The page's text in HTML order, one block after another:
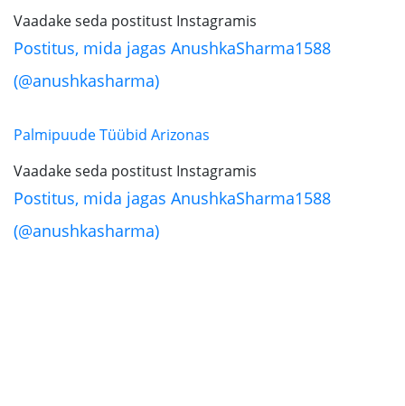
Vaadake seda postitust Instagramis
Postitus, mida jagas AnushkaSharma1588
(@anushkasharma)
Palmipuude Tüübid Arizonas
Vaadake seda postitust Instagramis
Postitus, mida jagas AnushkaSharma1588
(@anushkasharma)